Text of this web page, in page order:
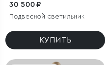
30 500 ₽
Подвесной светильник
КУПИТЬ